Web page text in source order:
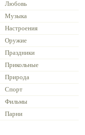
Любовь
Музыка
Настроения
Оружие
Праздники
Прикольные
Природа
Спорт
Фильмы
Парни